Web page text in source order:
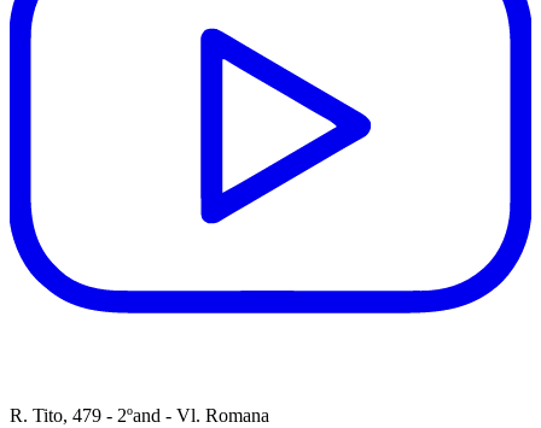
R. Tito, 479 - 2ºand - Vl. Romana